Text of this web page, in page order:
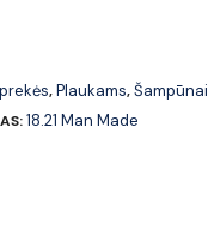
,Plaukams,Šampūnai
18.21 Man Made